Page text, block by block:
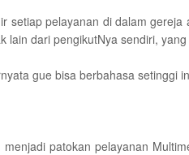
setiap pelayanan di dalam
lain dari pengikutNya sendiri,
gue bisa berbahasa setinggi
menjadi patokan pelayanan